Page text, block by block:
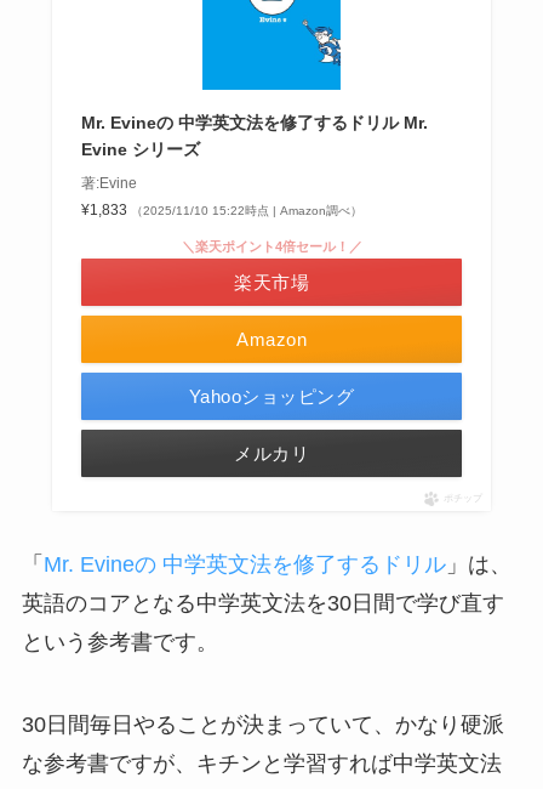
Mr. Evineの 中学英文法を修了するドリル Mr.
Evine シリーズ
著:Evine
¥1,833
（2025/11/10 15:22時点 | Amazon調べ）
Amazon
＼楽天ポイント4倍セール！／
楽天市場
Yahooショッピング
メルカリ
ポチップ
「 Mr. Evineの 中学英文法を修了するドリル」は、
英語のコアとなる中学英文法を30日間で学び直す
という参考書です。
30日間毎日やることが決まっていて、かなり硬派
な参考書ですが、キチンと学習すれば中学英文法